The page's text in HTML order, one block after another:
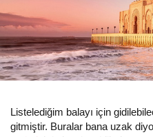
Listelediğim balayı için
gitmiştir. Buralar bana uzak